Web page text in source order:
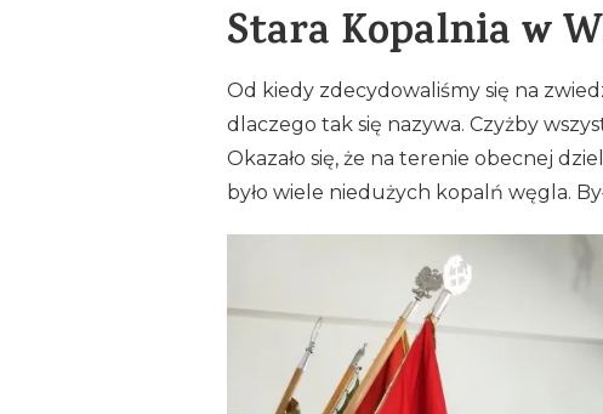
Stara Kopalnia w
Od kiedy zdecydowaliśmy się na
dlaczego tak się nazywa. Czyżby
Okazało się, że na terenie obecnej
było wiele niedużych kopalń węgla.